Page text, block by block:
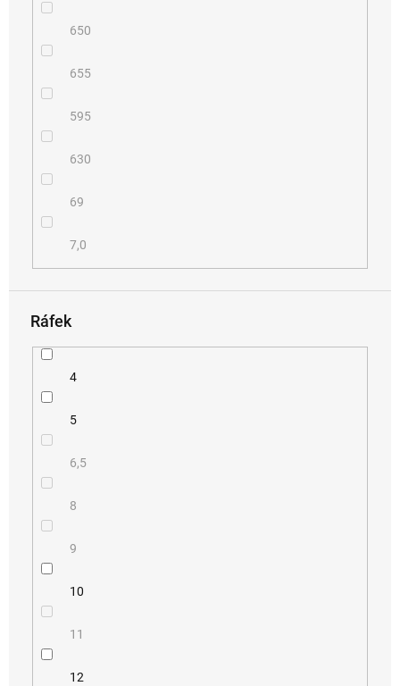
650
655
595
630
69
7,0
Ráfek
4
5
6,5
8
9
10
11
12